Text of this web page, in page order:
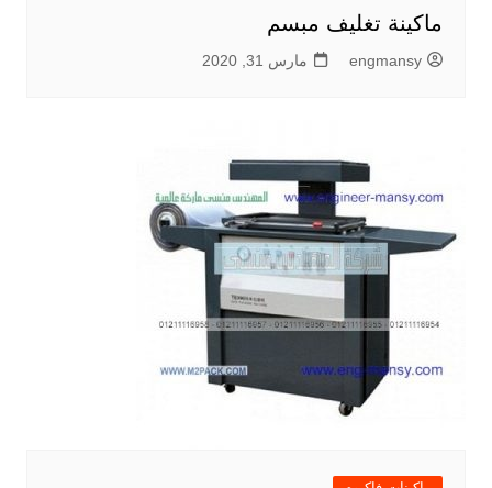
ماكينة تغليف مبسم
engmansy مارس 31, 2020